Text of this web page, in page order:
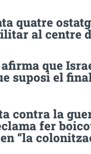
quatre
al centre
que
suposi el
contra la
fer
“la